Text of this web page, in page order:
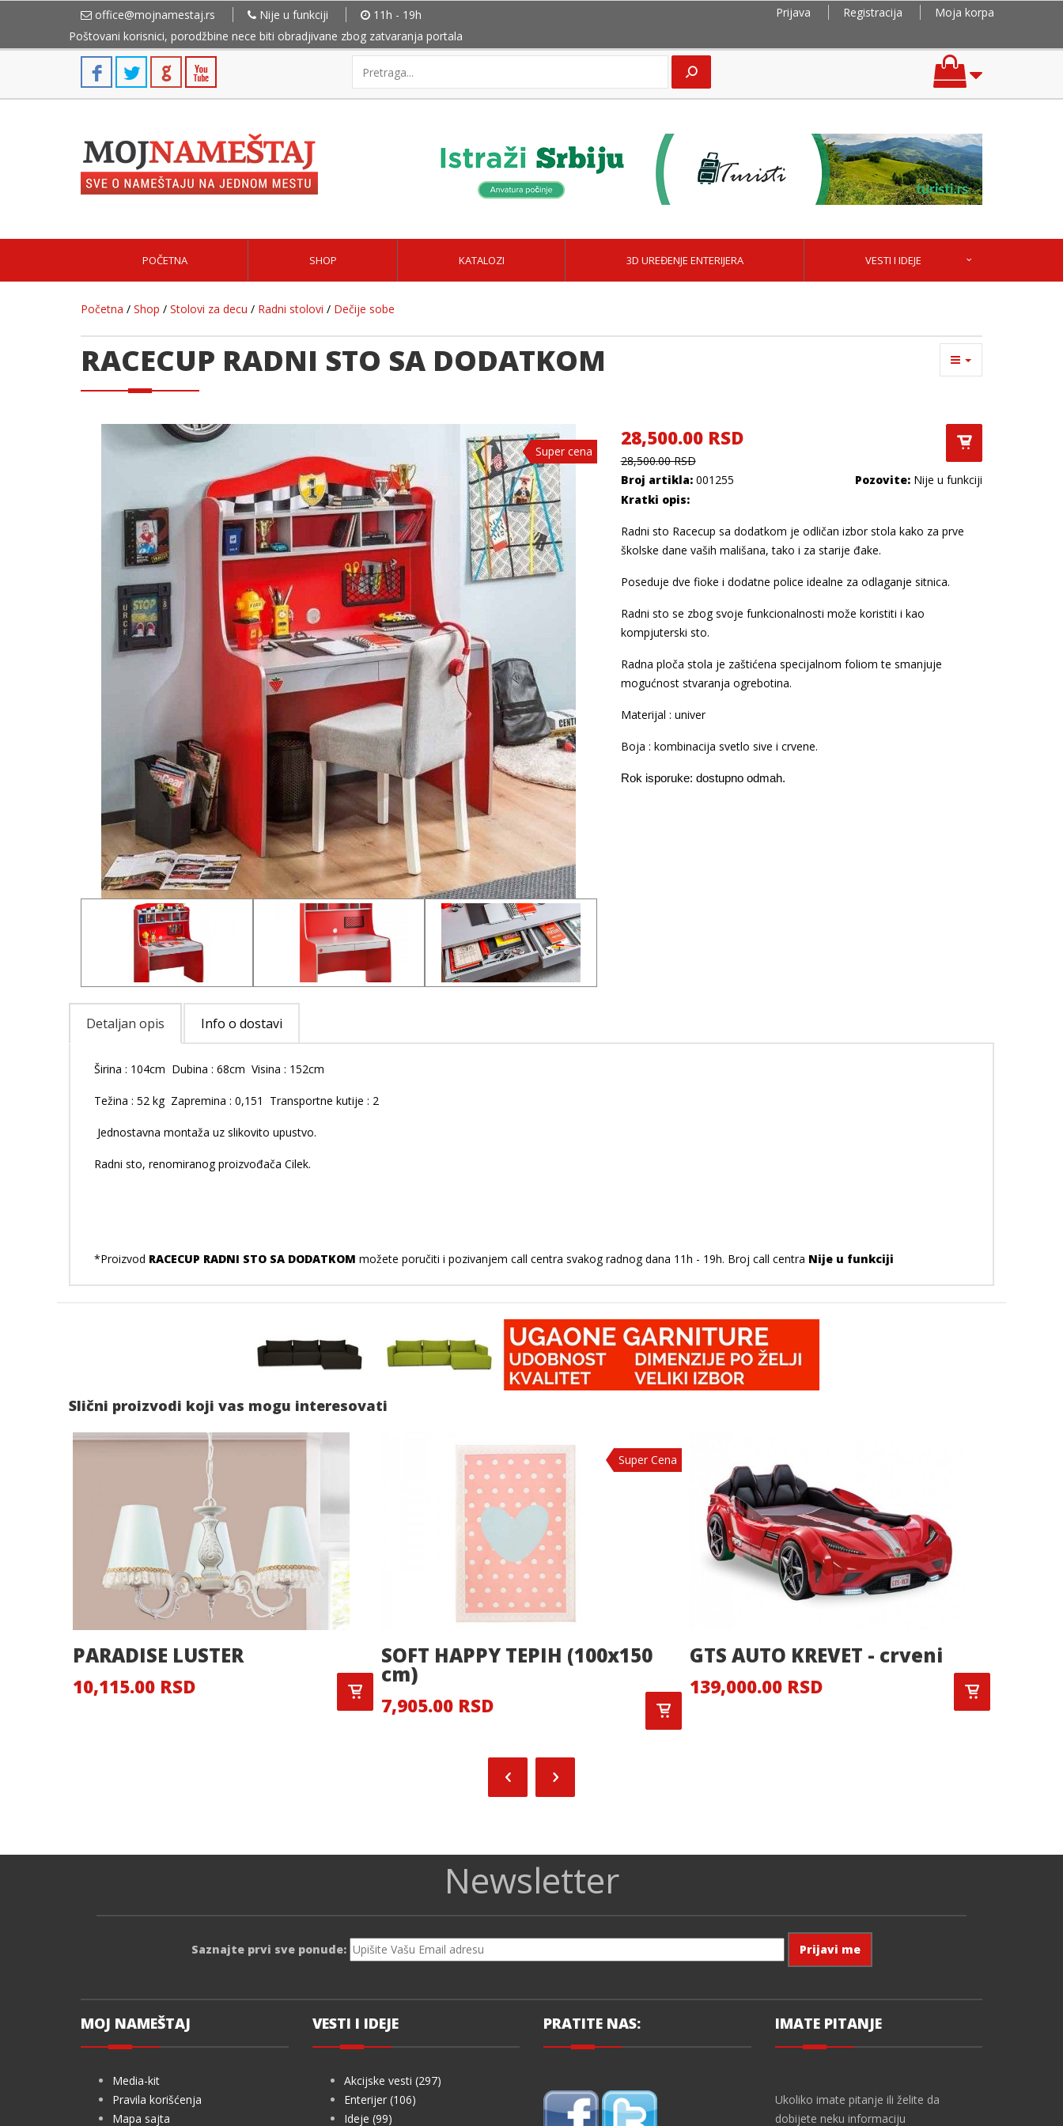
office@mojnamestaj.rs Nije u funkciji 11h - 19h Prijava Registracija
Moja korpa
Poštovani korisnici, porodžbine nece biti obradjivane zbog zatvaranja portala
POČETNA SHOP KATALOZI 3D UREĐENJE ENTERIJERA VESTI I IDEJE
Početna / Shop / Stolovi za decu / Radni stolovi / Dečije sobe
RACECUP RADNI STO SA DODATKOM
Super cena
Super cena
Super cena
Super cena
28,500.00 RSD
28,500.00 RSD
Broj artikla:001255 Pozovite: Nije u funkciji
Kratki opis:
Radni sto Racecup sa dodatkom je odličan izbor stola kako za prve
školske dane vaših mališana, tako i za starije đake.
Poseduje dve fioke i dodatne police idealne za odlaganje sitnica.
Radni sto se zbog svoje funkcionalnosti može koristiti i kao
kompjuterski sto.
Radna ploča stola je zaštićena specijalnom foliom te smanjuje
mogućnost stvaranja ogrebotina.
Materijal : univer
Boja : kombinacija svetlo sive i crvene.
Rok isporuke: dostupno odmah.
Detaljan opis Info o dostavi
Širina : 104cm Dubina : 68cm Visina : 152cm
Težina : 52 kg Zapremina : 0,151 Transportne kutije : 2
Jednostavna montaža uz slikovito upustvo.
Radni sto, renomiranog proizvođača Cilek.
*Proizvod RACECUP RADNI STO SA DODATKOM možete poručiti i pozivanjem call centra svakog radnog dana 11h - 19h. Broj call centra Nije u funkciji
Slični proizvodi koji vas mogu interesovati
PARADISE LUSTER
10,115.00 RSD
Super Cena
SOFT HAPPY TEPIH (100x150
cm)
7,905.00 RSD
GTS AUTO KREVET - crveni
139,000.00 RSD
Newsletter
Saznajte prvi sve ponude:
MOJ NAMEŠTAJ
Media-kit
Pravila korišćenja
Mapa sajta
VESTI I IDEJE
Akcijske vesti (297)
Enterijer (106)
Ideje (99)
PRATITE NAS: IMATE PITANJE
Ukoliko imate pitanje ili želite da
dobijete neku informaciju